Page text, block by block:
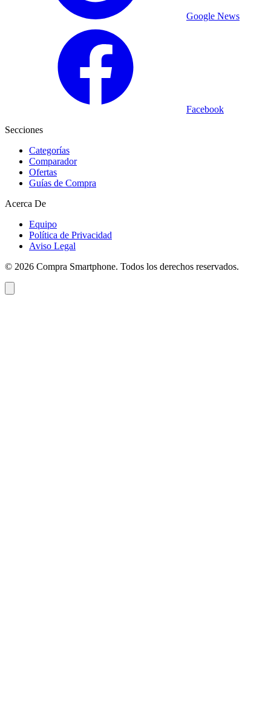
Google News
Facebook
Secciones
Categorías
Comparador
Ofertas
Guías de Compra
Acerca De
Equipo
Política de Privacidad
Aviso Legal
© 2026 Compra Smartphone. Todos los derechos reservados.